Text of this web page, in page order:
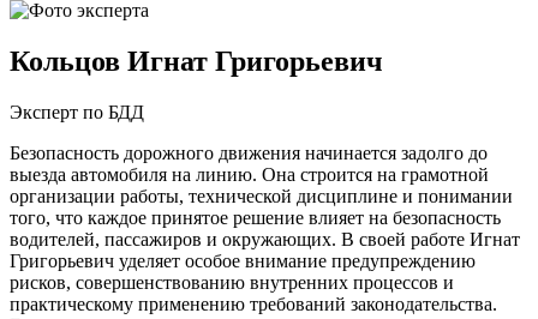
Кольцов Игнат Григорьевич
Эксперт по БДД
Безопасность дорожного движения начинается задолго до
выезда автомобиля на линию. Она строится на грамотной
организации работы, технической дисциплине и понимании
того, что каждое принятое решение влияет на безопасность
водителей, пассажиров и окружающих. В своей работе Игнат
Григорьевич уделяет особое внимание предупреждению
рисков, совершенствованию внутренних процессов и
практическому применению требований законодательства.